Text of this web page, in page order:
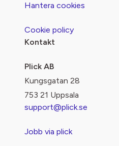
Hantera cookies
Cookie policy
Kontakt
Plick AB
Kungsgatan 28
753 21 Uppsala
support@plick.se
Jobb via plick